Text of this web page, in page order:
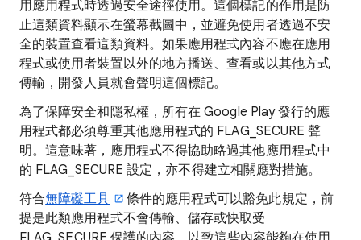
用應用程式時透過安全途徑使用。這個標記的作用是防
止這類資料顯示在螢幕截圖中，並避免使用者透過不安
全的裝置查看這類資料。如果應用程式內容不應在應用
程式或使用者裝置以外的地方播送、查看或以其他方式
傳輸，開發人員就會聲明這個標記。
為了保障安全和隱私權，所有在 Google Play 發行的應
用程式都必須尊重其他應用程式的 FLAG_SECURE 聲
明。這意味著，應用程式不得協助略過其他應用程式中
的 FLAG_SECURE 設定，亦不得建立相關應對措施。
符合無障礙工具
條件的應用程式可以豁免此規定，前
提是此類應用程式不會傳輸、儲存或快取受